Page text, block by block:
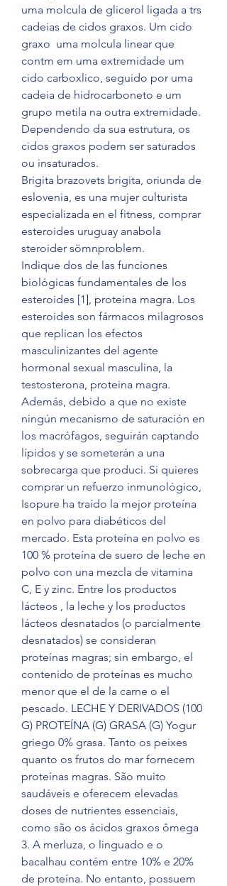
uma molcula de glicerol ligada a trs
cadeias de cidos graxos. Um cido
graxo  uma molcula linear que
contm em uma extremidade um
cido carboxlico, seguido por uma
cadeia de hidrocarboneto e um
grupo metila na outra extremidade.
Dependendo da sua estrutura, os
cidos graxos podem ser saturados
ou insaturados.
Brigita brazovets brigita, oriunda de
eslovenia, es una mujer culturista
especializada en el fitness, comprar
esteroides uruguay anabola
steroider sömnproblem.
Indique dos de las funciones
biológicas fundamentales de los
esteroides [1], proteina magra. Los
esteroides son fármacos milagrosos
que replican los efectos
masculinizantes del agente
hormonal sexual masculina, la
testosterona, proteina magra.
Además, debido a que no existe
ningún mecanismo de saturación en
los macrófagos, seguirán captando
lípidos y se someterán a una
sobrecarga que produci. Si quieres
comprar un refuerzo inmunológico,
Isopure ha traído la mejor proteína
en polvo para diabéticos del
mercado. Esta proteína en polvo es
100 % proteína de suero de leche en
polvo con una mezcla de vitamina
C, E y zinc. Entre los productos
lácteos , la leche y los productos
lácteos desnatados (o parcialmente
desnatados) se consideran
proteínas magras; sin embargo, el
contenido de proteínas es mucho
menor que el de la carne o el
pescado. LECHE Y DERIVADOS (100
G) PROTEÍNA (G) GRASA (G) Yogur
griego 0% grasa. Tanto os peixes
quanto os frutos do mar fornecem
proteínas magras. São muito
saudáveis e oferecem elevadas
doses de nutrientes essenciais,
como são os ácidos graxos ômega
3. A merluza, o linguado e o
bacalhau contém entre 10% e 20%
de proteína. No entanto, possuem